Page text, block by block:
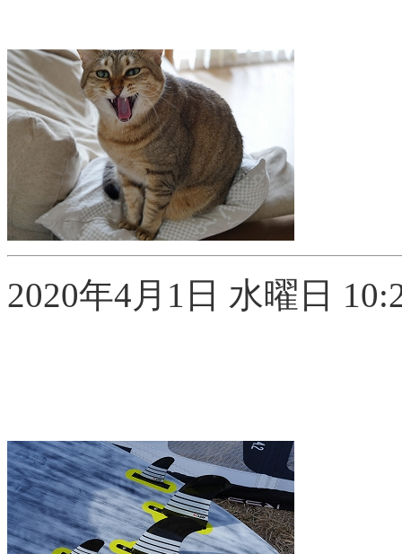
2020年4月1日 水曜日